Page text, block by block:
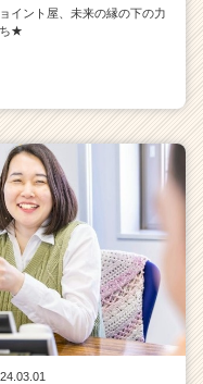
イント屋、未来の縁の下の力
★